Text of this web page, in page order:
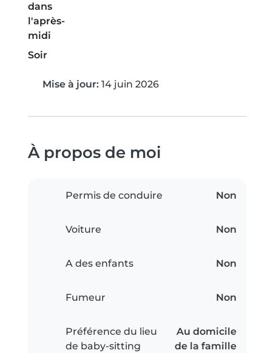
dans
l'après-
midi
Soir
Mise à jour: 14 juin 2026
À propos de moi
Permis de conduire Non
Voiture Non
A des enfants Non
Fumeur Non
Préférence du lieu
de baby-sitting
Au domicile
de la famille